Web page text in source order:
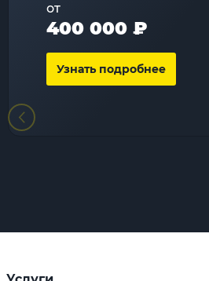
от
400 000 ₽
Узнать подробнее